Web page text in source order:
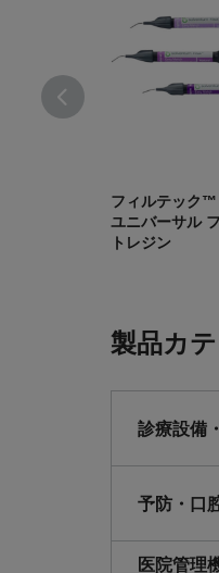
フィルテック™
ユニバーサル
トレジン
製品カ
診療設備
予防・口
医院管理